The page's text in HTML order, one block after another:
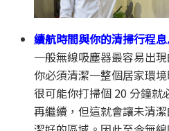
續航時間與你的清掃行程
一般無線吸塵器最容易出
你必須清潔一整個居家環
很可能你打掃個 20 分鐘就
再繼續，但這就會讓未清